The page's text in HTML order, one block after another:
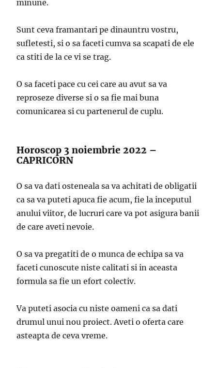
minune.
Sunt ceva framantari pe dinauntru vostru,
sufletesti, si o sa faceti cumva sa scapati de ele
ca stiti de la ce vi se trag.
O sa faceti pace cu cei care au avut sa va
reproseze diverse si o sa fie mai buna
comunicarea si cu partenerul de cuplu.
Horoscop 3 noiembrie 2022 –
CAPRICORN
O sa va dati osteneala sa va achitati de obligatii
ca sa va puteti apuca fie acum, fie la inceputul
anului viitor, de lucruri care va pot asigura banii
de care aveti nevoie.
O sa va pregatiti de o munca de echipa sa va
faceti cunoscute niste calitati si in aceasta
formula sa fie un efort colectiv.
Va puteti asocia cu niste oameni ca sa dati
drumul unui nou proiect. Aveti o oferta care
asteapta de ceva vreme.